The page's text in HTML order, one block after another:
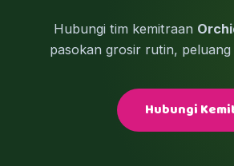
Hubungi tim kemitraan
pasokan grosir rutin,
Hubungi